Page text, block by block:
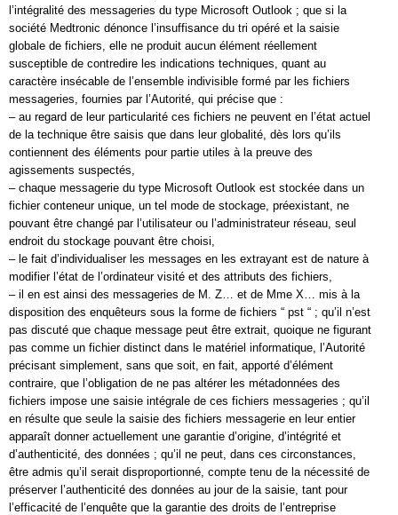
l’intégralité des messageries du type Microsoft Outlook ; que si la
société Medtronic dénonce l’insuffisance du tri opéré et la saisie
globale de fichiers, elle ne produit aucun élément réellement
susceptible de contredire les indications techniques, quant au
caractère insécable de l’ensemble indivisible formé par les fichiers
messageries, fournies par l’Autorité, qui précise que :
– au regard de leur particularité ces fichiers ne peuvent en l’état actuel
de la technique être saisis que dans leur globalité, dès lors qu’ils
contiennent des éléments pour partie utiles à la preuve des
agissements suspectés,
– chaque messagerie du type Microsoft Outlook est stockée dans un
fichier conteneur unique, un tel mode de stockage, préexistant, ne
pouvant être changé par l’utilisateur ou l’administrateur réseau, seul
endroit du stockage pouvant être choisi,
– le fait d’individualiser les messages en les extrayant est de nature à
modifier l’état de l’ordinateur visité et des attributs des fichiers,
– il en est ainsi des messageries de M. Z… et de Mme X… mis à la
disposition des enquêteurs sous la forme de fichiers “ pst “ ; qu’il n’est
pas discuté que chaque message peut être extrait, quoique ne figurant
pas comme un fichier distinct dans le matériel informatique, l’Autorité
précisant simplement, sans que soit, en fait, apporté d’élément
contraire, que l’obligation de ne pas altérer les métadonnées des
fichiers impose une saisie intégrale de ces fichiers messageries ; qu’il
en résulte que seule la saisie des fichiers messagerie en leur entier
apparaît donner actuellement une garantie d’origine, d’intégrité et
d’authenticité, des données ; qu’il ne peut, dans ces circonstances,
être admis qu’il serait disproportionné, compte tenu de la nécessité de
préserver l’authenticité des données au jour de la saisie, tant pour
l’efficacité de l’enquête que la garantie des droits de l’entreprise